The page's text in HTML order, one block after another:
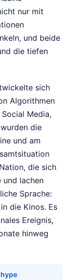
nur mit
und beide
die tiefen
sich
Algorithmen
Media,
die
und am
die sich
lachen
Sprache:
die Kinos. Es
Ereignis,
hinweg